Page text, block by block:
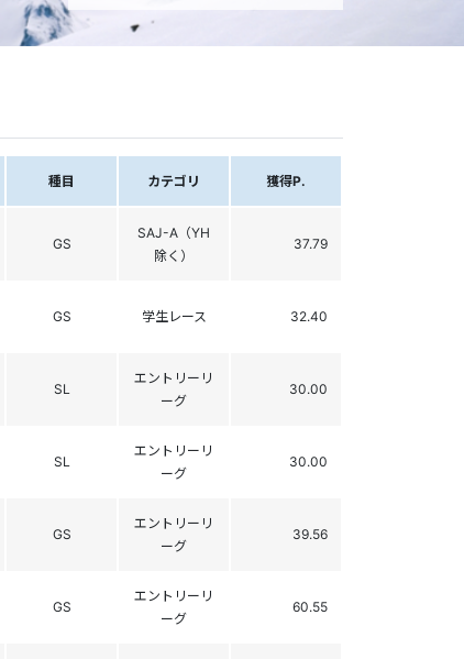
種目 カテゴリ 獲得P.
GS
SAJ-A（YH
除く）
37.79
GS 学生レース 32.40
SL
エントリーリ
ーグ
30.00
SL
エントリーリ
ーグ
30.00
GS
エントリーリ
ーグ
39.56
GS
エントリーリ
ーグ
60.55